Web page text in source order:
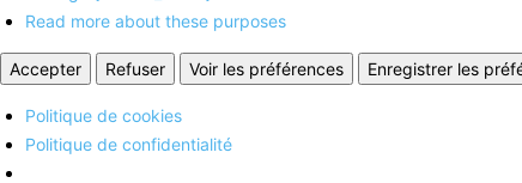
Read more about these purposes
Accepter Refuser Voir les préférences Enregistrer les
Politique de cookies
Politique de confidentialité